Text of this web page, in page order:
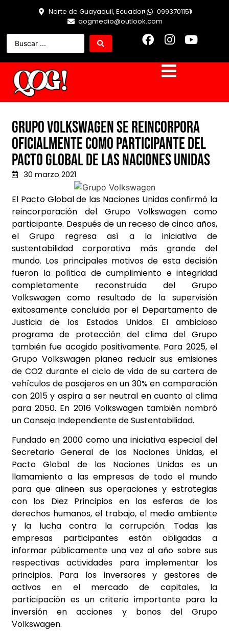
Norte de Guayaquil, Ecuador
0993701151
qogmedio@outlook.com
Grupo Volkswagen se reincorpora
oficialmente como participante del
Pacto Global de las Naciones Unidas
30 marzo 2021
El Pacto Global de las Naciones Unidas confirmó la
reincorporación del Grupo Volkswagen como
participante. Después de un receso de cinco años,
el Grupo regresa así a la iniciativa de
sustentabilidad corporativa más grande del
mundo. Los principales motivos de esta decisión
fueron la política de cumplimiento e integridad
completamente reconstruida del Grupo
Volkswagen como resultado de la supervisión
exitosamente concluida por el Departamento de
Justicia de los Estados Unidos. El ambicioso
programa de protección del clima del Grupo
también fue acogido positivamente. Para 2025, el
Grupo Volkswagen planea reducir sus emisiones
de CO2 durante el ciclo de vida de su cartera de
vehículos de pasajeros en un 30% en comparación
con 2015 y aspira a ser neutral en cuanto al clima
para 2050. En 2016 Volkswagen también nombró
un Consejo Independiente de Sustentabilidad.
Fundado en 2000 como una iniciativa especial del
Secretario General de las Naciones Unidas, el
Pacto Global de las Naciones Unidas es un
llamamiento a las empresas de todo el mundo
para que alineen sus operaciones y estrategias
con los Diez Principios en las esferas de los
derechos humanos, el trabajo, el medio ambiente
y la lucha contra la corrupción. Todas las
empresas participantes están obligadas a
informar públicamente una vez al año sobre sus
respectivas actividades para implementar los
principios. Para los inversores y gestores de
activos en el mercado de capitales, la
participación es un criterio importante para la
inversión en acciones y bonos del Grupo
Volkswagen.